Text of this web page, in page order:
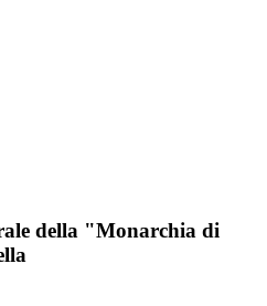
della "Monarchia di